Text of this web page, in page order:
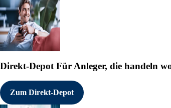
Direkt-Depot Für Anleger, die handeln
Zum Direkt-Depot